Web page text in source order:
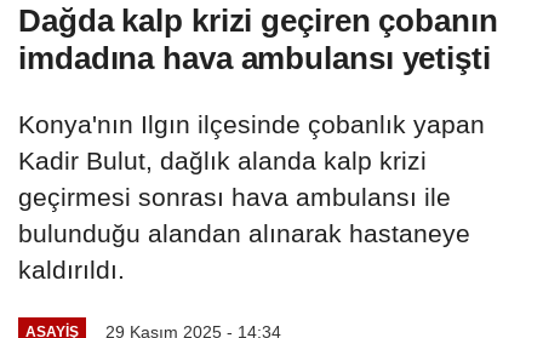
Dağda kalp krizi geçiren çobanın
imdadına hava ambulansı yetişti
Konya'nın Ilgın ilçesinde çobanlık yapan
Kadir Bulut, dağlık alanda kalp krizi
geçirmesi sonrası hava ambulansı ile
bulunduğu alandan alınarak hastaneye
kaldırıldı.
ASAYIŞ 29 Kasım 2025 - 14:34